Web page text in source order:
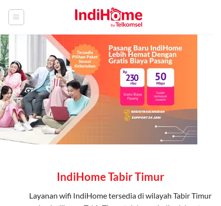
IndiHome Tabir Timur
Layanan wifi IndiHometersedia di wilayah Tabir Timur